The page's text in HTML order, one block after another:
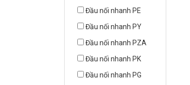
Đầu nối nhanh PE
Đầu nối nhanh PY
Đầu nối nhanh PZA
Đầu nối nhanh PK
Đầu nối nhanh PG